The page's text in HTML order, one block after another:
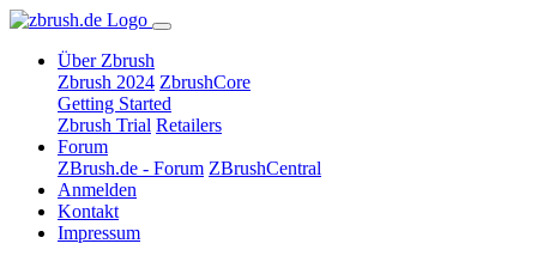
Über Zbrush
Zbrush 2024 ZbrushCore
Getting Started
Zbrush Trial Retailers
Forum
ZBrush.de - Forum ZBrushCentral
Anmelden
Kontakt
Impressum